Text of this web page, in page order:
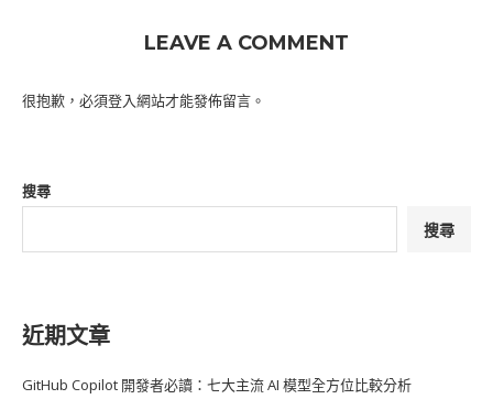
LEAVE A COMMENT
很抱歉，必須登入網站才能發佈留言。
搜尋
搜尋
近期文章
GitHub Copilot 開發者必讀：七大主流 AI 模型全方位比較分析